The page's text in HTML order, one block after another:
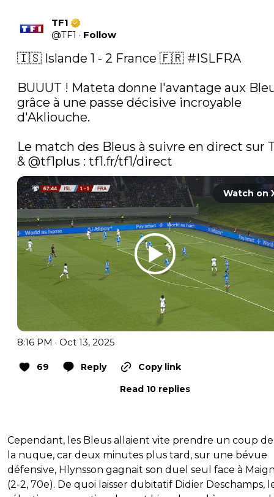
TF1
@TF1 · Follow
🇮🇸 Islande 1 - 2 France 🇫🇷 #ISLFRA
BUUUT ! Mateta donne l'avantage aux
grâce à une passe décisive incroyable
d'Akliouche.
Le match des Bleus à suivre en direct sur
& @tf1plus : tf1.fr/tf1/direct
Watch on
8:16 PM · Oct 13, 2025
69 Reply
Copy link
Read 10 replies
Cependant, les Bleus allaient vite prendre un coup
la nuque, car deux minutes plus tard, sur une bévue
défensive, Hlynsson gagnait son duel seul face à
(2-2, 70e). De quoi laisser dubitatif Didier Deschamps,